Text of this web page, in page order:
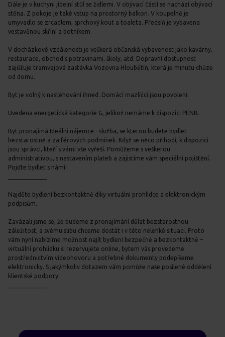
Dále je v kuchyni jídelní stůl se židlemi. V obývací částí se nachází obývací
stěna. Z pokoje je také vstup na prostorný balkon. V koupelně je
umyvadlo se zrcadlem, sprchový kout a toaleta. Předsíň je vybavena
vestavěnou skříní a botníkem.
V docházkové vzdálenosti je veškerá občanská vybavenost jako kavárny,
restaurace, obchod s potravinami, školy, atd. Dopravní dostupnost
zajišťuje tramvajová zastávka Vozovna Hloubětín, která je minutu chůze
od domu.
Byt je volný k nastěhování ihned. Domácí mazlíčci jsou povoleni.
Uvedena energetická kategorie G, jelikož nemáme k dispozici PENB.
Byt pronajímá Ideální nájemce - služba, se kterou budete bydlet
bezstarostně a za férových podmínek. Když se něco přihodí, k dispozici
jsou správci, kteří s vámi vše vyřeší. Pomůžeme s veškerou
administrativou, s nastavením plateb a zajistíme vám speciální pojištění.
Pojďte bydlet s námi!
Najděte bydlení bezkontaktně díky virtuální prohlídce a elektronickým
podpisům..
Zavázali jsme se, že budeme z pronajímání dělat bezstarostnou
záležitost, a svému slibu chceme dostát i v této nelehké situaci. Proto
vám nyní nabízíme možnost najít bydlení bezpečně a bezkontaktně –
virtuální prohlídku si rezervujete online, bytem vás provedeme
prostřednictvím videohovoru a potřebné dokumenty podepíšeme
elektronicky. S jakýmkoliv dotazem vám pomůže naše posílené oddělení
klientské podpory.